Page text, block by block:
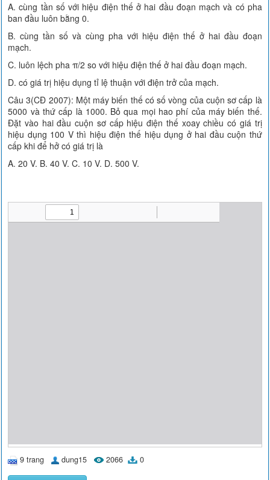
A. cùng tần số với hiệu điện thế ở hai đầu đoạn mạch và có pha
ban đầu luôn bằng 0.
B. cùng tần số và cùng pha với hiệu điện thế ở hai đầu đoạn
mạch.
C. luôn lệch pha π/2 so với hiệu điện thế ở hai đầu đoạn mạch.
D. có giá trị hiệu dụng tỉ lệ thuận với điện trở của mạch.
Câu 3(CĐ 2007): Một máy biến thế có số vòng của cuộn sơ cấp là
5000 và thứ cấp là 1000. Bỏ qua mọi hao phí của máy biến thế.
Đặt vào hai đầu cuộn sơ cấp hiệu điện thế xoay chiều có giá trị
hiệu dụng 100 V thì hiệu điện thế hiệu dụng ở hai đầu cuộn thứ
cấp khi để hở có giá trị là
A. 20 V. B. 40 V. C. 10 V. D. 500 V.
9 trang dung15 2066 0